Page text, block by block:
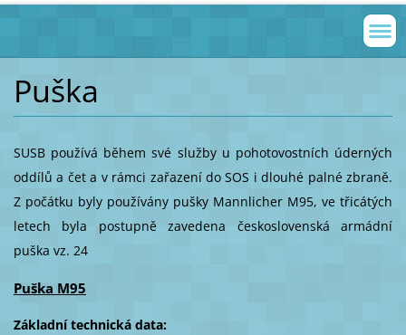
Puška
SUSB používá během své služby u pohotovostních úderných
oddílů a čet a v rámci zařazení do SOS i dlouhé palné zbraně.
Z počátku byly používány pušky Mannlicher M95, ve třicátých
letech byla postupně zavedena československá armádní
puška vz. 24
Puška M95
Základní technická data: